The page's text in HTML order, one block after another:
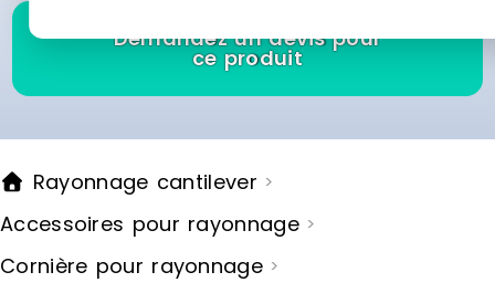
Demandez un devis pour
ce produit
Rayonnage cantilever >
Accessoires pour rayonnage >
Cornière pour rayonnage >